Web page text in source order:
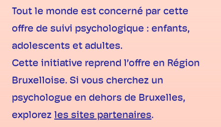
Tout le monde est concerné par cette
offre de suivi psychologique : enfants,
adolescents et adultes.
Cette initiative reprend l’offre en Région
Bruxelloise. Si vous cherchez un
psychologue en dehors de Bruxelles,
explorez les sites partenaires.